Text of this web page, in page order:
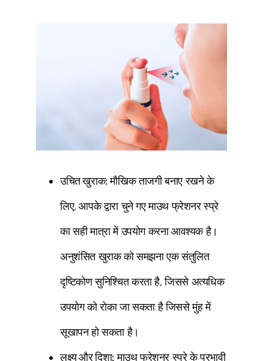
उचित खुराक:मौखिक ताजगी बनाए रखने के
लिए, आपके द्वारा चुने गए माउथ फ्रेशनर स्प्रे
का सही मात्रा में उपयोग करना आवश्यक है।
अनुशंसित खुराक को समझना एक संतुलित
दृष्टिकोण सुनिश्चित करता है, जिससे अत्यधिक
उपयोग को रोका जा सकता है जिससे मुंह में
सूखापन हो सकता है।
लक्ष्य और दिशा:माउथ फ्रेशनर स्प्रे के प्रभावी